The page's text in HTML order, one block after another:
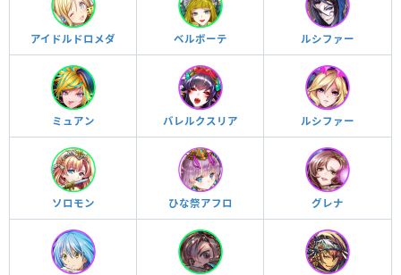
アイドルドロメダ ベルボーテ ルシファー
ミュアン バレルクスリア ルシファー
ソロモン ひな祭アフロ グレナ